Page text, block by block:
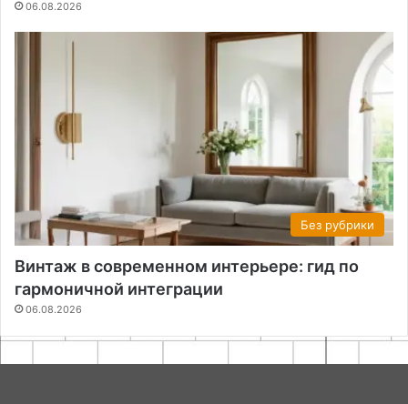
06.08.2026
Без рубрики
Винтаж в современном интерьере: гид по
гармоничной интеграции
06.08.2026